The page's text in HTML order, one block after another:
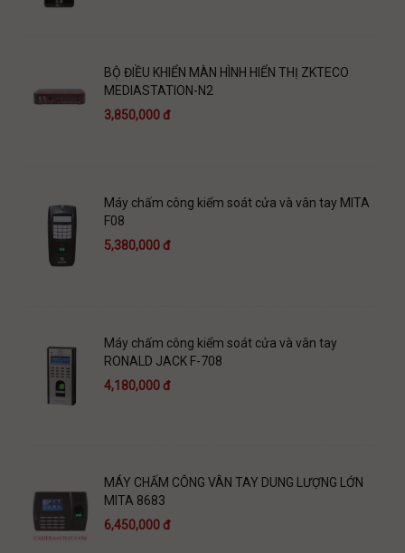
BỘ ĐIỀU KHIỂN MÀN HÌNH HIỂN THỊ ZKTECO
MEDIASTATION-N2
3,850,000 đ
Máy chấm công kiểm soát cửa và vân tay MITA
F08
5,380,000 đ
Máy chấm công kiểm soát cửa và vân tay
RONALD JACK F-708
4,180,000 đ
MÁY CHẤM CÔNG VÂN TAY DUNG LƯỢNG LỚN
MITA 8683
6,450,000 đ